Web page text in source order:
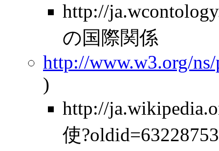
http://
の国際関係
http://www.w3.org/
)
http://
使?oldid=63228753